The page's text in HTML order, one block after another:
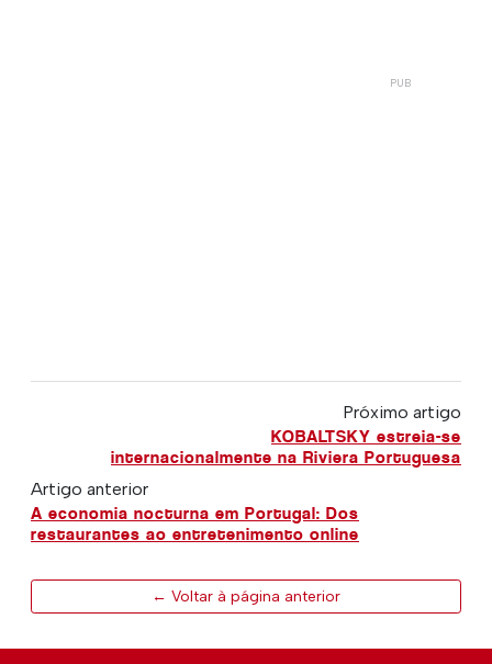
Próximo artigo
KOBALTSKY estreia-se
internacionalmente na Riviera Portuguesa
Artigo anterior
A economia nocturna em Portugal: Dos
restaurantes ao entretenimento online
← Voltar à página anterior